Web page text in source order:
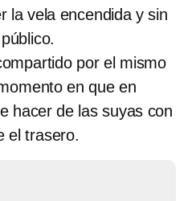
la vela encendida y sin
por el mismo
en que en
hacer de las suyas con
el trasero.